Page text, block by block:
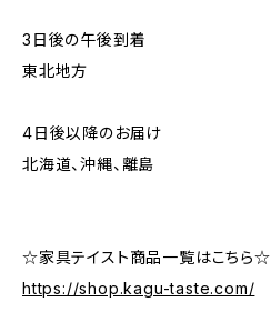
3日後の午後到着
東北地方
4日後以降のお届け
北海道、沖縄、離島
☆家具テイスト商品一覧はこちら☆
https://shop.kagu-taste.com/